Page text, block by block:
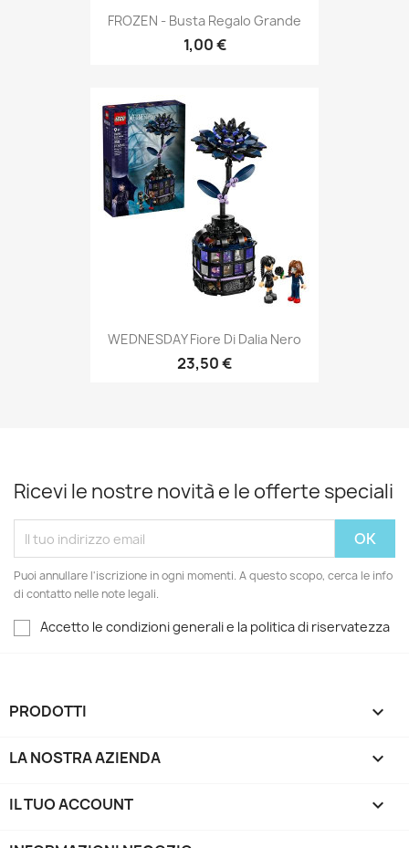
FROZEN - Busta Regalo Grande
1,00 €
WEDNESDAY Fiore Di Dalia Nero
23,50 €
Ricevi le nostre novità e le offerte speciali
Puoi annullare l'iscrizione in ogni momenti. A questo scopo, cerca le info
di contatto nelle note legali.
Accetto le condizioni generali e la politica di riservatezza
PRODOTTI 
LA NOSTRA AZIENDA 
IL TUO ACCOUNT 